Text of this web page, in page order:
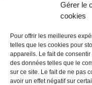
Gérer le
cookies
Pour offrir les meilleures
telles que les cookies pour
appareils. Le fait de
des données telles que le
sur ce site. Le fait de ne pas
avoir un effet négatif sur